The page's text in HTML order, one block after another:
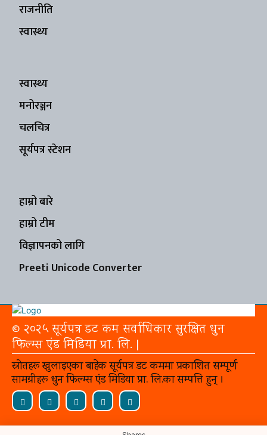
राजनीति
स्वास्थ्य
स्वास्थ्य
मनोरञ्जन
चलचित्र
सूर्यपत्र स्टेशन
हाम्रो बारे
हाम्रो टीम
विज्ञापनको लागि
Preeti Unicode Converter
© २०२५ सूर्यपत्र डट कम सर्वाधिकार सुरक्षित धुन
फिल्म्स एंड मिडिया प्रा. लि. |
स्रोतहरू खुलाइएका बाहेक सूर्यपत्र डट कममा प्रकाशित सम्पूर्ण
सामग्रीहरू धुन फिल्म्स एंड मिडिया प्रा. लि.का सम्पत्ति हुन् ।